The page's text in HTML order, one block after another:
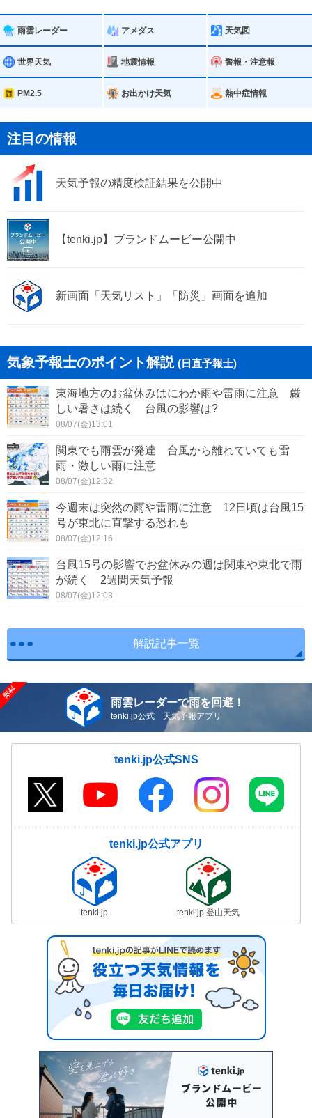
小山町
雨雲レーダー アメダス 天気図
世界天気 地震情報 警報・注意報
PM2.5 お出かけ天気 熱中症情報
注目の情報
天気予報の精度検証結果を公開中
【tenki.jp】ブランドムービー公開中
新画面「天気リスト」「防災」画面を追加
気象予報士のポイント解説 (日直予報士)
東海地方のお盆休みはにわか雨や雷雨に注意 厳
しい暑さは続く 台風の影響は?
08/07(金)13:01
関東でも雨雲が発達 台風から離れていても雷
雨・激しい雨に注意
08/07(金)12:32
今週末は突然の雨や雷雨に注意 12日頃は台風15
号が東北に直撃する恐れも
08/07(金)12:16
台風15号の影響でお盆休みの週は関東や東北で雨
が続く 2週間天気予報
08/07(金)12:03
解説記事一覧
雨雲レーダーで雨を回避！
tenki.jp公式 天気予報アプリ
tenki.jp公式SNS
tenki.jp公式アプリ
tenki.jp tenki.jp 登山天気